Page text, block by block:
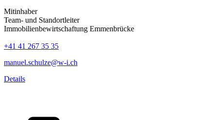
Mitinhaber
Team- und Standortleiter
Immobilienbewirtschaftung Emmenbrücke
+41 41 267 35 35
manuel.schulze@w-i.ch
Details